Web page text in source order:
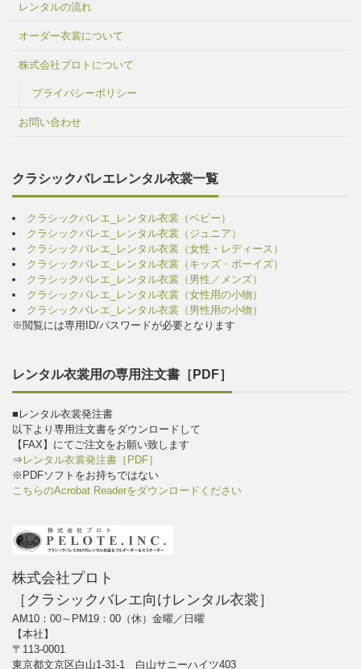
レンタルの流れ
オーダー衣裳について
株式会社プロトについて
プライバシーポリシー
お問い合わせ
クラシックバレエレンタル衣裳一覧
クラシックバレエ_レンタル衣裳（ベビー）
クラシックバレエ_レンタル衣裳（ジュニア）
クラシックバレエ_レンタル衣裳（女性・レディース）
クラシックバレエ_レンタル衣裳（キッズ・ボーイズ）
クラシックバレエ_レンタル衣裳（男性／メンズ）
クラシックバレエ_レンタル衣裳（女性用の小物）
クラシックバレエ_レンタル衣裳（男性用の小物）
※閲覧には専用ID/パスワードが必要となります
レンタル衣裳用の専用注文書［PDF］
■レンタル衣裳発注書
以下より専用注文書をダウンロードして
【FAX】にてご注文をお願い致します
⇒ レンタル衣裳発注書［PDF］
※PDFソフトをお持ちではない
こちらのAcrobat Readerをダウンロードください
株式会社プロト
［クラシックバレエ向けレンタル衣裳］
AM10：00～PM19：00（休）金曜／日曜
【本社】
〒113-0001
東京都文京区白山1-31-1 白山サニーハイツ403